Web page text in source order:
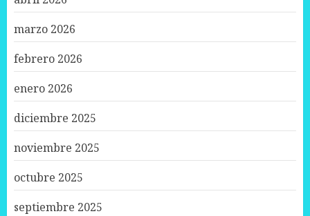
marzo 2026
febrero 2026
enero 2026
diciembre 2025
noviembre 2025
octubre 2025
septiembre 2025